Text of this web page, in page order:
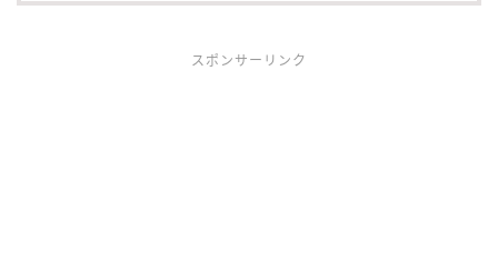
スポンサーリンク